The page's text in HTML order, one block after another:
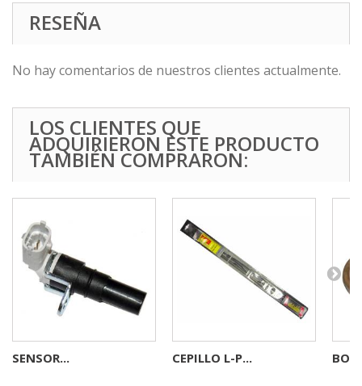
RESEÑA
No hay comentarios de nuestros clientes actualmente.
LOS CLIENTES QUE
ADQUIRIERON ESTE PRODUCTO
TAMBIÉN COMPRARON:
SENSOR... CEPILLO L-P...